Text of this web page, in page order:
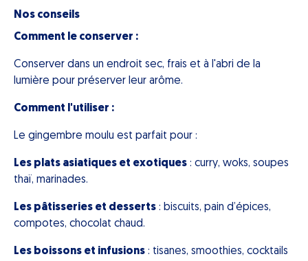
Nos conseils
Comment le conserver :
Conserver dans un endroit sec, frais et à l'abri de la
lumière pour préserver leur arôme.
Comment l'utiliser :
Le gingembre moulu est parfait pour :
Les plats asiatiques et exotiques : curry, woks, soupes
thaï, marinades.
Les pâtisseries et desserts : biscuits, pain d’épices,
compotes, chocolat chaud.
Les boissons et infusions : tisanes, smoothies, cocktails